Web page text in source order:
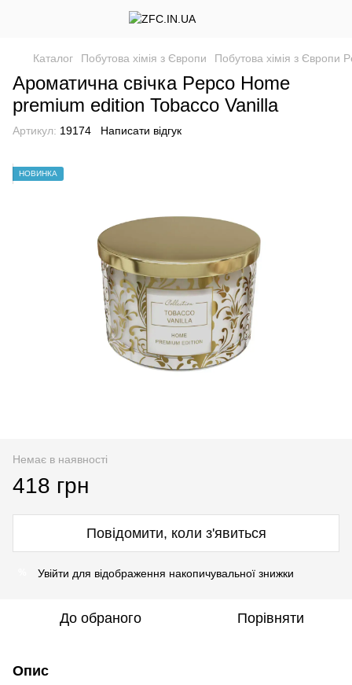
Каталог Побутова хімія з Європи Побутова хімія з Європи
Ароматична свічка Pepco Home
premium edition Tobacco Vanilla
Артикул: 19174 Написати відгук
НОВИНКА
Немає в наявності
418 грн
Повідомити, коли з'явиться
Увійти для відображення накопичувальної знижки
До обраного Порівняти
Опис